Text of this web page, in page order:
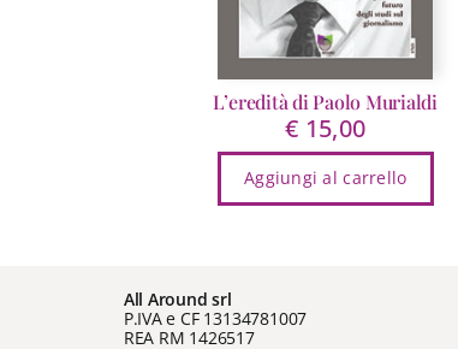
L’eredità di Paolo Murialdi
€ 15,00
Aggiungi al carrello
All Around srl
P.IVA e CF 13134781007
REA RM 1426517